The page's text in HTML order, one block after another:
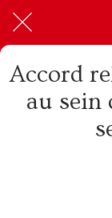
Accord
au sein